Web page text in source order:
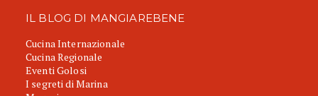
IL BLOG DI MANGIAREBENE
Cucina Internazionale
Cucina Regionale
Eventi Golosi
I segreti di Marina